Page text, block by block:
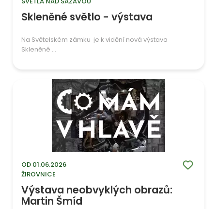
Skleněné světlo - výstava
Na Světelském zámku je k vidění nová výstava
Skleněné ...
OD 01.06.2026
ŽIROVNICE
Výstava neobvyklých obrazů:
Martin Šmíd